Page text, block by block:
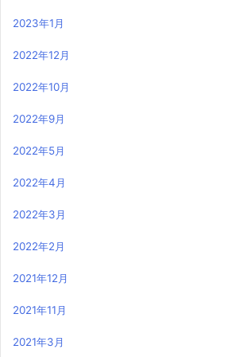
2023年1月
2022年12月
2022年10月
2022年9月
2022年5月
2022年4月
2022年3月
2022年2月
2021年12月
2021年11月
2021年3月